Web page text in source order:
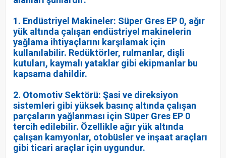
1. Endüstriyel Makineler: Süper Gres EP 0, ağır
yük altında çalışan endüstriyel makinelerin
yağlama ihtiyaçlarını karşılamak için
kullanılabilir. Redüktörler, rulmanlar, dişli
kutuları, kaymalı yataklar gibi ekipmanlar bu
kapsama dahildir.
2. Otomotiv Sektörü: Şasi ve direksiyon
sistemleri gibi yüksek basınç altında çalışan
parçaların yağlanması için Süper Gres EP 0
tercih edilebilir. Özellikle ağır yük altında
çalışan kamyonlar, otobüsler ve inşaat araçları
gibi ticari araçlar için uygundur.